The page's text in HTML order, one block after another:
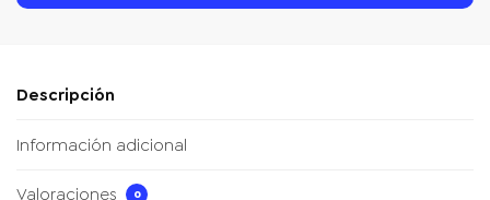
Descripción
Información adicional
Valoraciones 0